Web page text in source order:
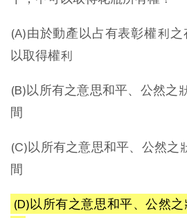
(A)由於動產以占有表彰權利
以取得權利
(B)以所有之意思和平、公然之
間
(C)以所有之意思和平、公然之
間
(D)以所有之意思和平、公然